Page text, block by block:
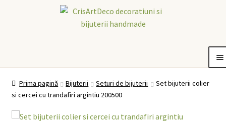
Extinde
meniul
Extinde
meniul
Extinde
meniul
Prima pagină Bijuterii Seturi de bijuterii
Set bijuterii colier
si cercei cu trandafiri argintiu 200500